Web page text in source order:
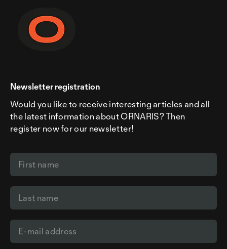
Newsletter registration
Would you like to receive interesting articles and all
the latest information about ORNARIS? Then
register now for our newsletter!